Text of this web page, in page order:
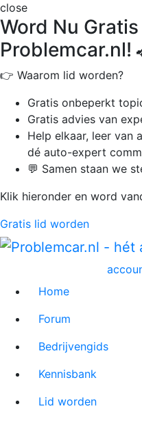
close
Word Nu
Problemcar.nl!
👉 Waarom lid worden?
Gratis onbeperkt
Gratis advies van
Help elkaar, leer van
dé auto-expert
💬 Samen staan we
Klik hieronder en word
Gratis lid worden
Home
Forum
Bedrijvengids
Kennisbank
Lid worden